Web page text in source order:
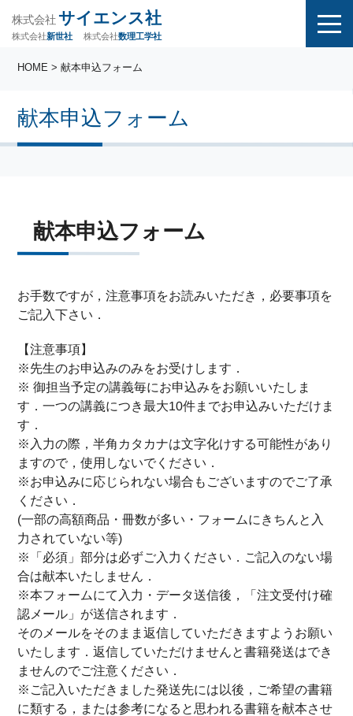
株式会社 サイエンス社
株式会社新世社 株式会社数理工学社
献本申込フォーム
HOME > 献本申込フォーム
献本申込フォーム
お手数ですが，注意事項をお読みいただき，必要事項を
ご記入下さい．
【注意事項】
※先生のお申込みのみをお受けします．
※ 御担当予定の講義毎にお申込みをお願いいたしま
す．一つの講義につき最大10件までお申込みいただけま
す．
※入力の際，半角カタカナは文字化けする可能性があり
ますので，使用しないでください．
※お申込みに応じられない場合もございますのでご了承
ください．
(一部の高額商品・冊数が多い・フォームにきちんと入
力されていない等)
※「必須」部分は必ずご入力ください．ご記入のない場
合は献本いたしません．
※本フォームにて入力・データ送信後，「注文受付け確
認メール」が送信されます．
そのメールをそのまま返信していただきますようお願い
いたします．返信していただけませんと書籍発送はでき
ませんのでご注意ください．
※ご記入いただきました発送先には以後，ご希望の書籍
に類する，または参考になると思われる書籍を献本させ